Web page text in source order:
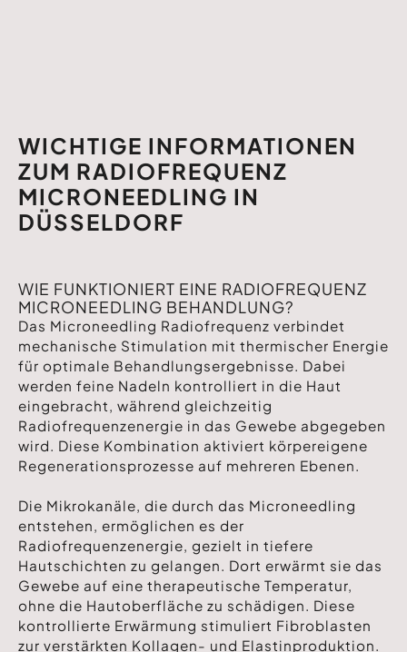
WICHTIGE INFORMATIONEN
ZUM RADIOFREQUENZ
MICRONEEDLING IN
DÜSSELDORF
WIE FUNKTIONIERT EINE RADIOFREQUENZ
MICRONEEDLING BEHANDLUNG?
Das Microneedling Radiofrequenz verbindet
mechanische Stimulation mit thermischer Energie
für optimale Behandlungsergebnisse. Dabei
werden feine Nadeln kontrolliert in die Haut
eingebracht, während gleichzeitig
Radiofrequenzenergie in das Gewebe abgegeben
wird. Diese Kombination aktiviert körpereigene
Regenerationsprozesse auf mehreren Ebenen.
Die Mikrokanäle, die durch das Microneedling
entstehen, ermöglichen es der
Radiofrequenzenergie, gezielt in tiefere
Hautschichten zu gelangen. Dort erwärmt sie das
Gewebe auf eine therapeutische Temperatur,
ohne die Hautoberfläche zu schädigen. Diese
kontrollierte Erwärmung stimuliert Fibroblasten
zur verstärkten Kollagen- und Elastinproduktion.